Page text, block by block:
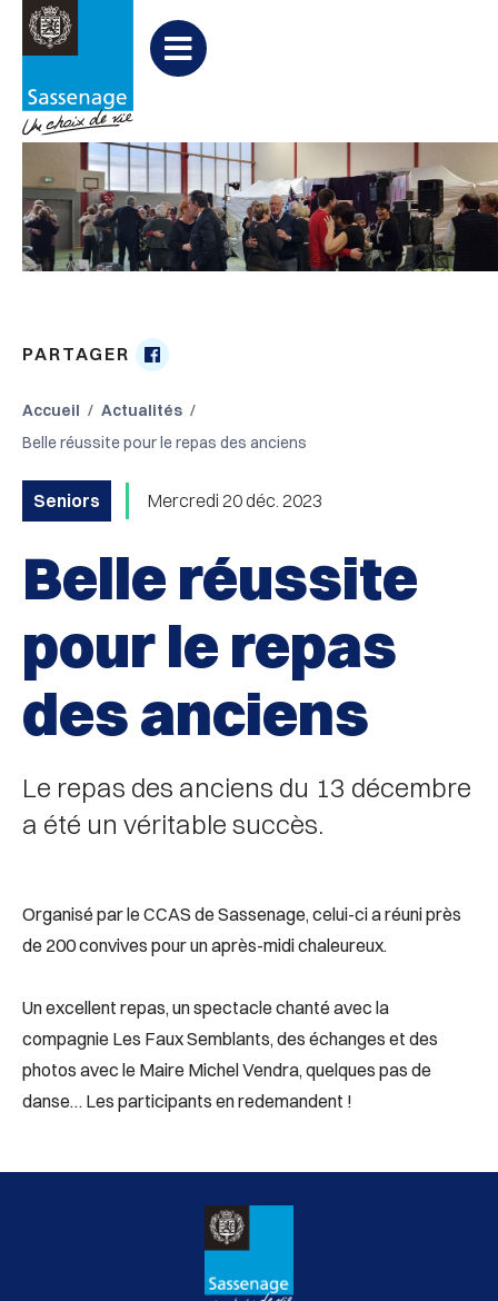
Aller à la recherche
PARTAGER Partager
Facebook
Accueil
Actualités
Belle réussite pour le repas des anciens
Seniors Mercredi 20 déc. 2023
Belle réussite
pour le repas
des anciens
Le repas des anciens du 13 décembre
a été un véritable succès.
Organisé par le CCAS de Sassenage, celui-ci a réuni près
de 200 convives pour un après-midi chaleureux.
Un excellent repas, un spectacle chanté avec la
compagnie Les Faux Semblants, des échanges et des
photos avec le Maire Michel Vendra, quelques pas de
danse… Les participants en redemandent !